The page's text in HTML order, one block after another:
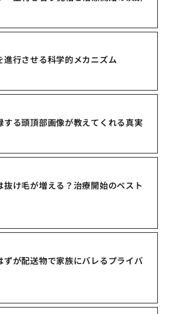
進行させる科学的メカニズム
する頭頂部画像が教えてくれる真実
抜け毛が増える？治療開始のベスト
ずが配送物で家族にバレるプライバ